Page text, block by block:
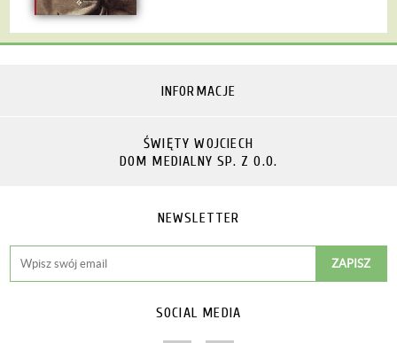
INFORMACJE
ŚWIĘTY WOJCIECH
DOM MEDIALNY SP. Z O.O.
NEWSLETTER
SOCIAL MEDIA